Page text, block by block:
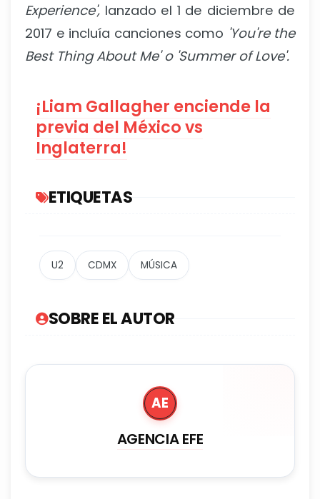
Experience', lanzado el 1 de diciembre de
2017 e incluía canciones como 'You're the
Best Thing About Me' o 'Summer of Love'.
¡Liam Gallagher enciende la
previa del México vs
Inglaterra!
ETIQUETAS
U2 CDMX MÚSICA
SOBRE EL AUTOR
AE
AGENCIA EFE